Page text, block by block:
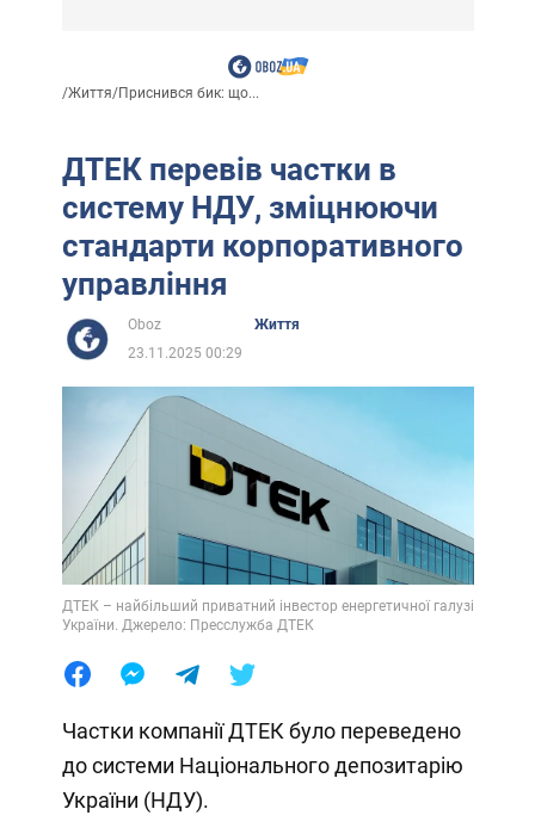
/Життя/Приснився бик: що...
ДТЕК перевів частки в
систему НДУ, зміцнюючи
стандарти корпоративного
управління
Oboz
Життя
23.11.2025 00:29
ДТЕК – найбільший приватний інвестор енергетичної галузі
України. Джерело: Пресслужба ДТЕК
Частки компанії ДТЕК було переведено
до системи Національного депозитарію
України (НДУ).